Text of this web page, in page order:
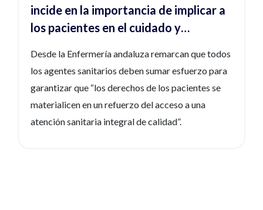
incide en la importancia de implicar a
los pacientes en el cuidado y
Desde la Enfermería andaluza remarcan que todos
los agentes sanitarios deben sumar esfuerzo para
garantizar que “los derechos de los pacientes se
materialicen en un refuerzo del acceso a una
atención sanitaria integral de calidad”.